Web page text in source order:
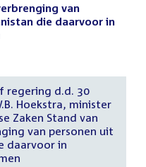
van
die daarvoor in
regering d.d. 30
Hoekstra, minister
Zaken Stand van
van personen uit
daarvoor in